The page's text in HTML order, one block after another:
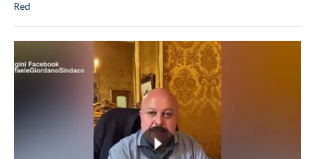
Red